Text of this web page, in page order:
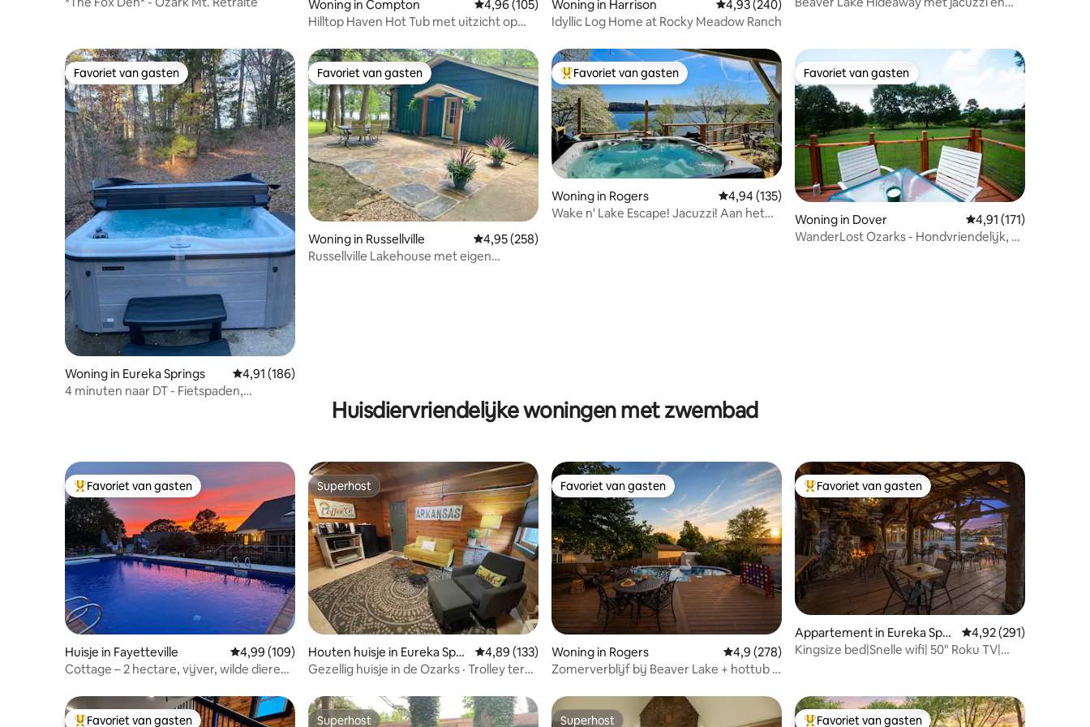
Woning in Compton Gemiddelde beoordeling van 4,96 uit 5, 105 recensies
4,96 (105)
Hilltop Haven Hot Tub met uitzicht op
Woning in Harrison Gemiddelde beoordeling van 4,93 uit 5, 240 recensies
4,93 (240)
Idyllic Log Home at Rocky Meadow Ranch
Favoriet van gasten
Favoriet van gasten
Woning in Eureka Springs Gemiddelde beoordeling van 4,91 uit 5, 186 recensies
4,91 (186)
4 minuten naar DT - Fietspaden,
Favoriet van gasten
Favoriet van gasten
Woning in Russellville Gemiddelde beoordeling van 4,95 uit 5, 258 recensies
4,95 (258)
Russellville Lakehouse met eigen
Topfavoriet van gasten
Favoriet van gasten
Woning in Rogers Gemiddelde beoordeling van 4,94 uit 5, 135 recensies
4,94 (135)
Wake n' Lake Escape! Jacuzzi! Aan het
Favoriet van gasten
Favoriet van gasten
Woning in Dover Gemiddelde
4,91 (171)
WanderLost Ozarks - Hondvriendelijk, 4
Huisdiervriendelijke woningen met zwembad
Topfavoriet van gasten
Favoriet van gasten
Huisje in Fayetteville Gemiddelde beoordeling van 4,99 uit 5, 109 recensies
4,99 (109)
Cottage – 2 hectare, vijver, wilde dieren,
Superhost
Superhost
Houten huisje in Eureka Spri
ngs
Gemiddelde beoordeling van 4,89 uit 5, 133 recensies
4,89 (133)
Gezellig huisje in de Ozarks · Trolley ter
Favoriet van gasten
Favoriet van gasten
Woning in Rogers Gemiddelde beoordeling van 4,9 uit 5, 278 recensies
4,9 (278)
Zomerverblijf bij Beaver Lake + hottub +
Topfavoriet van gasten
Favoriet van gasten
Appartement in Eureka Spri
ngs
Gemiddelde
4,92 (291)
Kingsize bed|Snelle wifi| 50" Roku TV|
Favoriet van gasten Superhost Superhost Favoriet van gasten